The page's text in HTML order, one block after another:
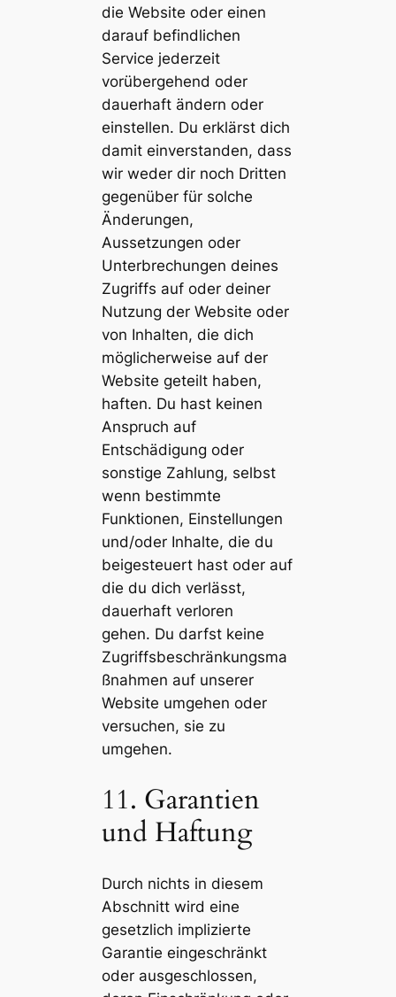
die Website oder einen
darauf befindlichen
Service jederzeit
vorübergehend oder
dauerhaft ändern oder
einstellen. Du erklärst dich
damit einverstanden, dass
wir weder dir noch Dritten
gegenüber für solche
Änderungen,
Aussetzungen oder
Unterbrechungen deines
Zugriffs auf oder deiner
Nutzung der Website oder
von Inhalten, die dich
möglicherweise auf der
Website geteilt haben,
haften. Du hast keinen
Anspruch auf
Entschädigung oder
sonstige Zahlung, selbst
wenn bestimmte
Funktionen, Einstellungen
und/oder Inhalte, die du
beigesteuert hast oder auf
die du dich verlässt,
dauerhaft verloren
gehen. Du darfst keine
Zugriffsbeschränkungsma
ßnahmen auf unserer
Website umgehen oder
versuchen, sie zu
umgehen.
11. Garantien
und Haftung
Durch nichts in diesem
Abschnitt wird eine
gesetzlich implizierte
Garantie eingeschränkt
oder ausgeschlossen,